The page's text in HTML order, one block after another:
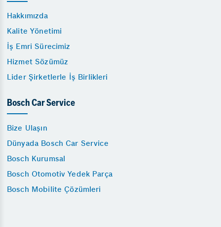
Hakkımızda
Kalite Yönetimi
İş Emri Sürecimiz
Hizmet Sözümüz
Lider Şirketlerle İş Birlikleri
Bosch Car Service
Bize Ulaşın
Dünyada Bosch Car Service
Bosch Kurumsal
Bosch Otomotiv Yedek Parça
Bosch Mobilite Çözümleri